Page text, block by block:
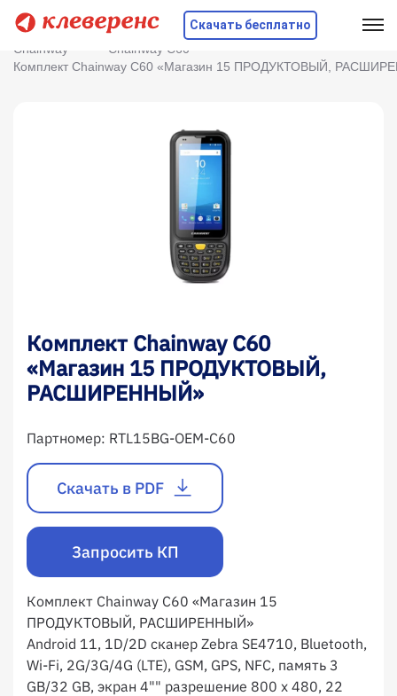
Скачать бесплатно
Главная Оборудование
ТСД
Chainway
Chainway C60
Комплект Chainway C60 «Магазин 15 ПРОДУКТОВЫЙ,
Комплект Chainway C60
«Магазин 15 ПРОДУКТОВЫЙ,
РАСШИРЕННЫЙ»
Партномер: RTL15BG-OEM-C60
Скачать в PDF
Запросить КП
Комплект Chainway C60 «Магазин 15
ПРОДУКТОВЫЙ, РАСШИРЕННЫЙ»
Android 11, 1D/2D сканер Zebra SE4710, Bluetooth,
Wi-Fi, 2G/3G/4G (LTE), GSM, GPS, NFC, память 3
GB/32 GB, экран 4"" разрешение 800 х 480, 22